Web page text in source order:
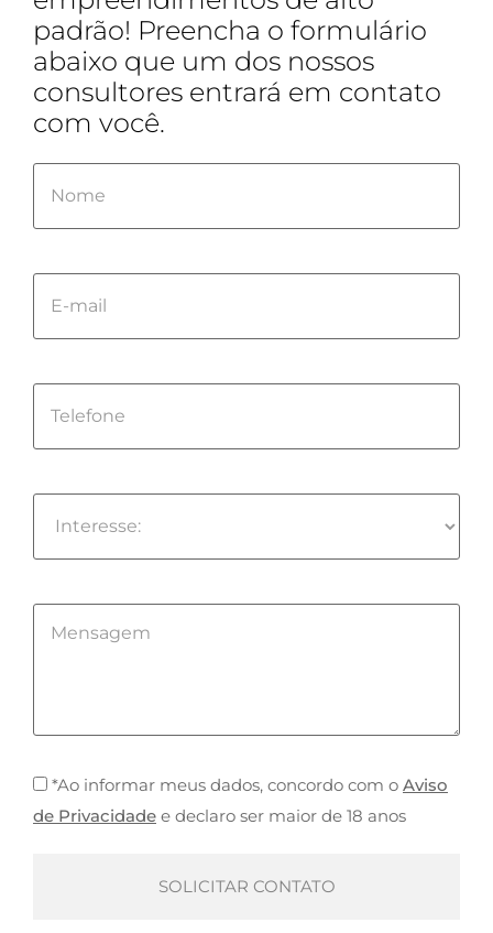
padrão! Preencha o formulário
abaixo que um dos nossos
consultores entrará em contato
com você.
leave
field
empty.
*Ao informar meus dados, concordo com o Aviso
de Privacidade e declaro ser maior de 18 anos